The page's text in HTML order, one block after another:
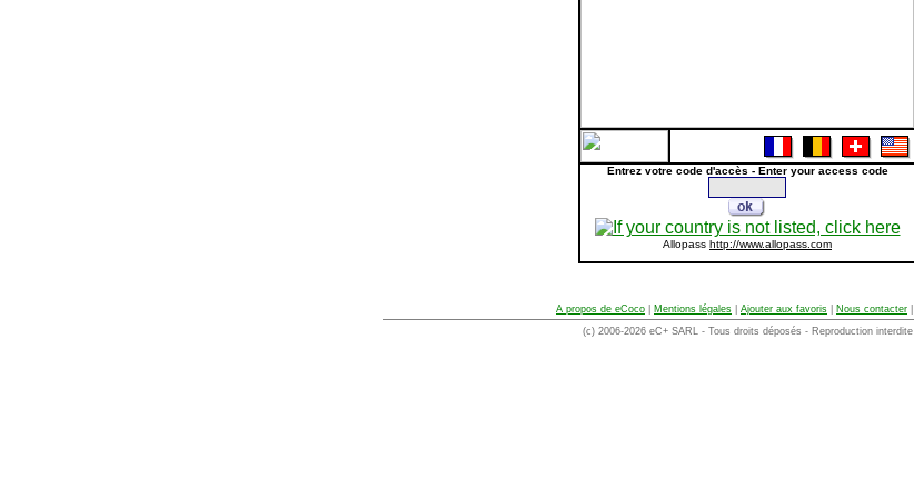
Entrez votre code d'accès - Enter your access code
Allopass http://www.allopass.com
A propos de eCoco Mentions légales Ajouter aux favoris Nous contacter
(c) 2006-2026 eC+ SARL - Tous droits déposés - Reproduction interdite